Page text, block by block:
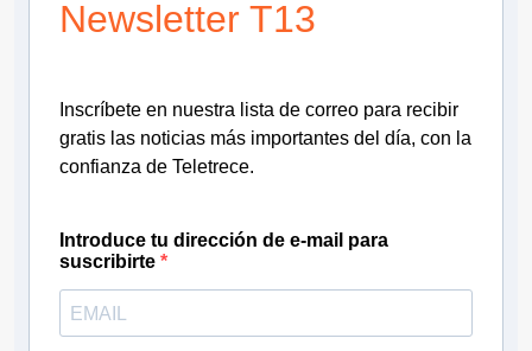
Newsletter T13
Inscríbete en nuestra lista de correo para recibir
gratis las noticias más importantes del día, con la
confianza de Teletrece.
Introduce tu dirección de e-mail para
suscribirte